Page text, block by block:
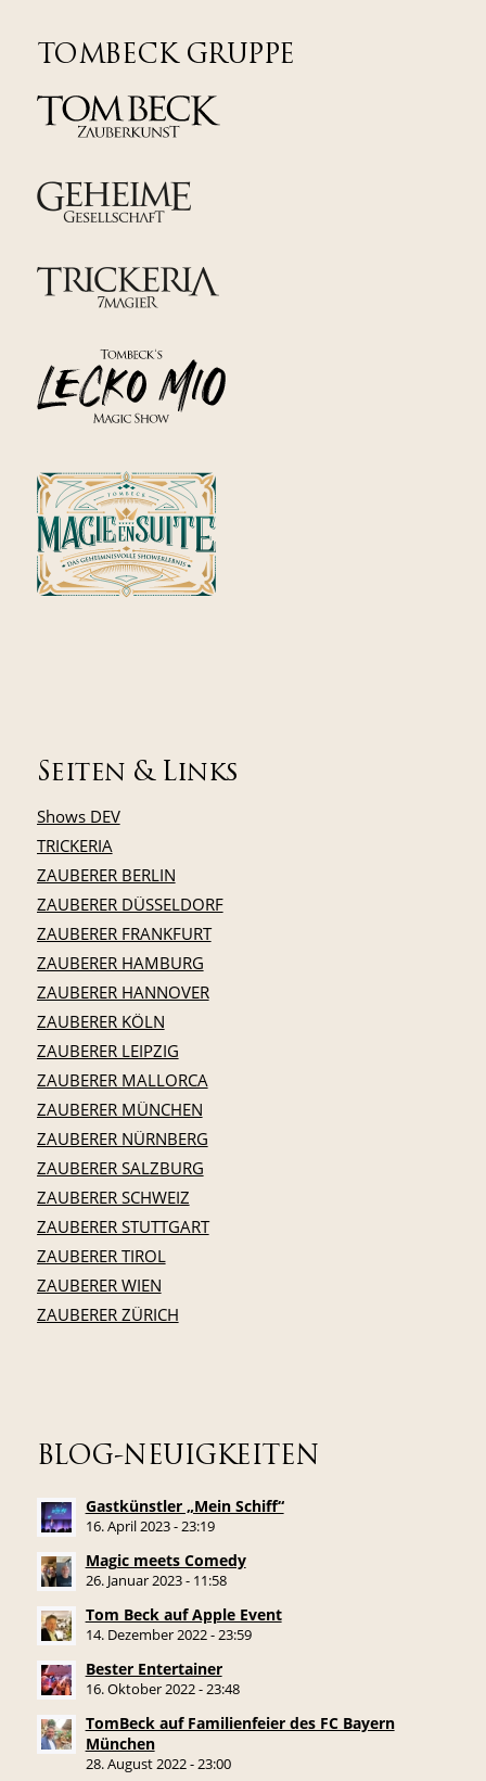
TOMBECK GRUPPE
Seiten & Links
Shows DEV
TRICKERIA
ZAUBERER BERLIN
ZAUBERER DÜSSELDORF
ZAUBERER FRANKFURT
ZAUBERER HAMBURG
ZAUBERER HANNOVER
ZAUBERER KÖLN
ZAUBERER LEIPZIG
ZAUBERER MALLORCA
ZAUBERER MÜNCHEN
ZAUBERER NÜRNBERG
ZAUBERER SALZBURG
ZAUBERER SCHWEIZ
ZAUBERER STUTTGART
ZAUBERER TIROL
ZAUBERER WIEN
ZAUBERER ZÜRICH
BLOG-NEUIGKEITEN
Gastkünstler „Mein Schiff“
16. April 2023 - 23:19
Magic meets Comedy
26. Januar 2023 - 11:58
Tom Beck auf Apple Event
14. Dezember 2022 - 23:59
Bester Entertainer
16. Oktober 2022 - 23:48
TomBeck auf Familienfeier des FC Bayern
München
28. August 2022 - 23:00